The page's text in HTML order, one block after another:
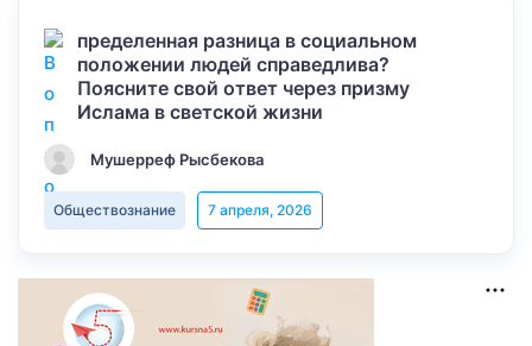
пределенная разница в социальном
положении людей справедлива?
Поясните свой ответ через призму
Ислама в светской жизни
Мушерреф Рысбекова
Обществознание 7 апреля, 2026